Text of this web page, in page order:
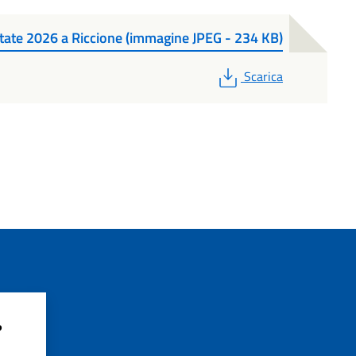
2026 a Riccione (immagine JPEG - 234 KB)
PDF
Scarica